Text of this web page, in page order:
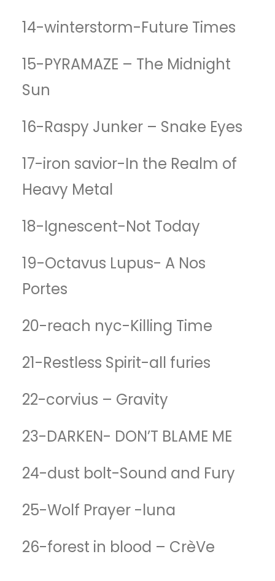
14-winterstorm-Future Times
15-PYRAMAZE – The Midnight
Sun
16-Raspy Junker – Snake Eyes
17-iron savior-In the Realm of
Heavy Metal
18-Ignescent-Not Today
19-Octavus Lupus- A Nos
Portes
20-reach nyc-Killing Time
21-Restless Spirit-all furies
22-corvius – Gravity
23-DARKEN- DON’T BLAME ME
24-dust bolt-Sound and Fury
25-Wolf Prayer -luna
26-forest in blood – CrèVe